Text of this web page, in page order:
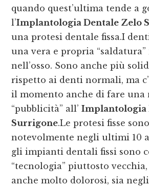
quando quest’ultima tende a
l’Implantologia Dentale Zelo
una protesi dentale fissa.I
una vera e propria
nell’osso. Sono anche più
rispetto ai denti normali, ma
il momento anche di fare una
“pubblicità” all’Implantologia
Surrigone.Le protesi fisse
notevolmente negli ultimi 10
gli impianti dentali fissi sono
“tecnologia” piuttosto
anche molto dolorosi, sia